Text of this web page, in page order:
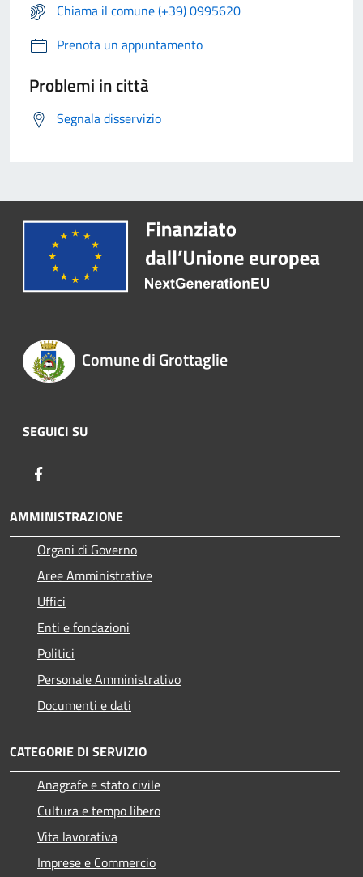
Chiama il comune (+39) 0995620
Prenota un appuntamento
Problemi in città
Segnala disservizio
Comune di Grottaglie
SEGUICI SU
AMMINISTRAZIONE
Organi di Governo
Aree Amministrative
Uffici
Enti e fondazioni
Politici
Personale Amministrativo
Documenti e dati
CATEGORIE DI SERVIZIO
Anagrafe e stato civile
Cultura e tempo libero
Vita lavorativa
Imprese e Commercio